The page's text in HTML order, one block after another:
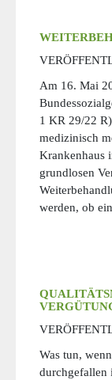
Am 16. Mai
1 KR 29/22
medizinisch
Krankenhaus
grundlosen
werden, ob
Was tun,
durchgefallen